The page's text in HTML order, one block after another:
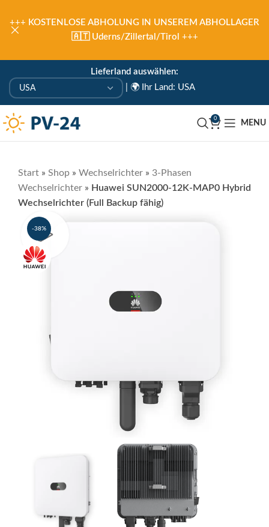
Lieferland auswählen:
🌍 Ihr Land: USA
0
MENU
Start » Shop » Wechselrichter » 3-Phasen
Wechselrichter » Huawei SUN2000-12K-MAP0 Hybrid
Wechselrichter (Full Backup fähig)
-38%
+++ KOSTENLOSE ABHOLUNG IN UNSEREM ABHOLLAGER
🇦🇹 Uderns/Zillertal/Tirol +++